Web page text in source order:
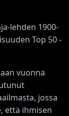
lehden 1900-
Top 50 -
vuonna
jossa
että ihmisen